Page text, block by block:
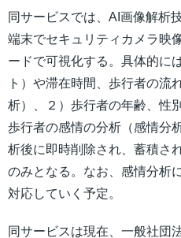
同サービスでは、AI画像解析
端末でセキュリティカメラ映
ードで可視化する。具体的に
ト）や滞在時間、歩行者の流
析）、２）歩行者の年齢、性
歩行者の感情の分析（感情分
析後に即時削除され、蓄積さ
のみとなる。なお、感情分析
対応していく予定。
同サービスは現在、一般社団